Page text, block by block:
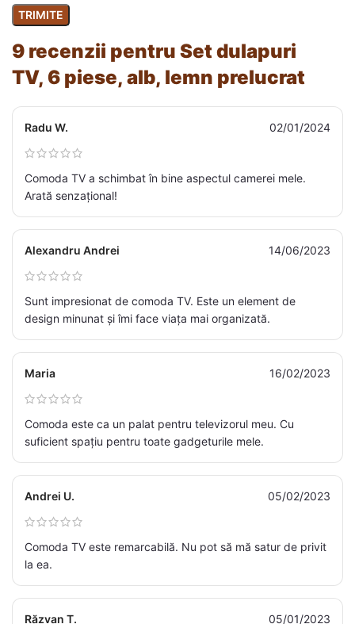
9 recenzii pentru Set dulapuri
TV, 6 piese, alb, lemn prelucrat
Radu W. 02/01/2024
Comoda TV a schimbat în bine aspectul camerei mele.
Arată senzațional!
Alexandru Andrei 14/06/2023
Sunt impresionat de comoda TV. Este un element de
design minunat și îmi face viața mai organizată.
Maria 16/02/2023
Comoda este ca un palat pentru televizorul meu. Cu
suficient spațiu pentru toate gadgeturile mele.
Andrei U. 05/02/2023
Comoda TV este remarcabilă. Nu pot să mă satur de privit
la ea.
Răzvan T. 05/01/2023